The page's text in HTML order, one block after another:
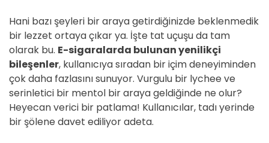
Hani bazı şeyleri bir araya getirdiğinizde beklenmedik
bir lezzet ortaya çıkar ya. İşte tat uçuşu da tam
olarak bu. E-sigaralarda bulunan yenilikçi
bileşenler, kullanıcıya sıradan bir içim deneyiminden
çok daha fazlasını sunuyor. Vurgulu bir lychee ve
serinletici bir mentol bir araya geldiğinde ne olur?
Heyecan verici bir patlama! Kullanıcılar, tadı yerinde
bir şölene davet ediliyor adeta.